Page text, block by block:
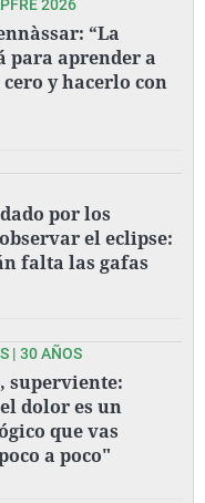
2026
“La
para aprender a
y hacerlo con
por los
el eclipse:
falta las gafas
| 30 AÑOS
superviente:
dolor es un
que vas
a poco"